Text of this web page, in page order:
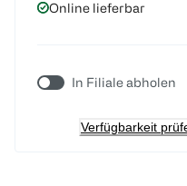
Online lieferbar
In Filiale abholen
Verfügbarkeit